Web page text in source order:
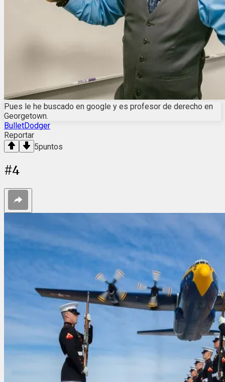
Pues le he buscado en google y es profesor de derecho en
Georgetown.
BulletDodger
Reportar
5puntos
#4